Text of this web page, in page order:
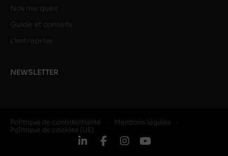
Nos marques
Guide et conseils
L’entreprise
NEWSLETTER
Politique de confidentialité
Mentions légales
Politique de cookies (UE)